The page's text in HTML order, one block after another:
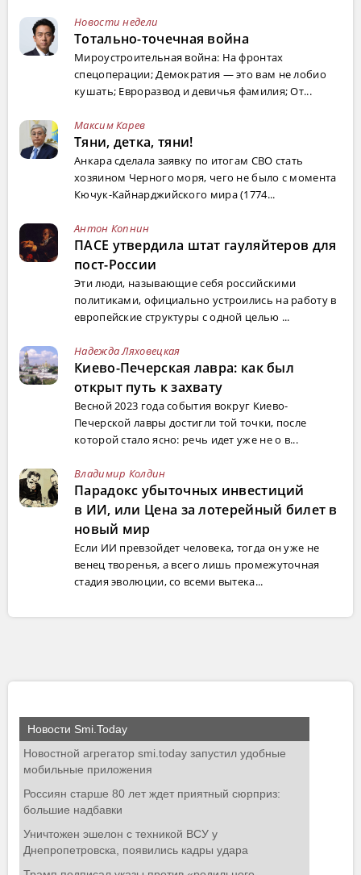
Новости недели
Тотально-точечная война
Мироустроительная война: На фронтах
спецоперации; Демократия — это вам не лобио
кушать; Евроразвод и девичья фамилия; От...
Максим Карев
Тяни, детка, тяни!
Анкара сделала заявку по итогам СВО стать
хозяином Черного моря, чего не было с момента
Кючук-Кайнарджийского мира (1774...
Антон Копнин
ПАСЕ утвердила штат гауляйтеров для
пост-России
Эти люди, называющие себя российскими
политиками, официально устроились на работу в
европейские структуры с одной целью ...
Надежда Ляховецкая
Киево-Печерская лавра: как был
открыт путь к захвату
Весной 2023 года события вокруг Киево-
Печерской лавры достигли той точки, после
которой стало ясно: речь идет уже не о в...
Владимир Колдин
Парадокс убыточных инвестиций
в ИИ, или Цена за лотерейный билет в
новый мир
Если ИИ превзойдет человека, тогда он уже не
венец творенья, а всего лишь промежуточная
стадия эволюции, со всеми вытека...